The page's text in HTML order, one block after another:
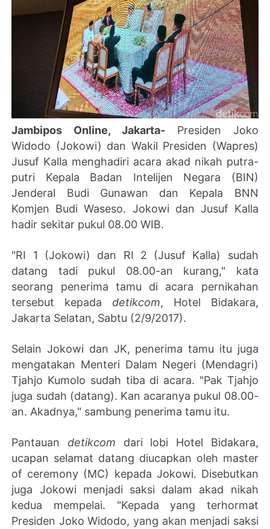
Jambipos Online, Jakarta- Presiden Joko
Widodo (Jokowi) dan Wakil Presiden (Wapres)
Jusuf Kalla menghadiri acara akad nikah putra-
putri Kepala Badan Intelijen Negara (BIN)
Jenderal Budi Gunawan dan Kepala BNN
Komjen Budi Waseso. Jokowi dan Jusuf Kalla
hadir sekitar pukul 08.00 WIB.
"RI 1 (Jokowi) dan RI 2 (Jusuf Kalla) sudah
datang tadi pukul 08.00-an kurang," kata
seorang penerima tamu di acara pernikahan
tersebut kepada detikcom, Hotel Bidakara,
Jakarta Selatan, Sabtu (2/9/2017).
Selain Jokowi dan JK, penerima tamu itu juga
mengatakan Menteri Dalam Negeri (Mendagri)
Tjahjo Kumolo sudah tiba di acara. "Pak Tjahjo
juga sudah (datang). Kan acaranya pukul 08.00-
an. Akadnya," sambung penerima tamu itu.
Pantauan detikcom dari lobi Hotel Bidakara,
ucapan selamat datang diucapkan oleh master
of ceremony (MC) kepada Jokowi. Disebutkan
juga Jokowi menjadi saksi dalam akad nikah
kedua mempelai. "Kepada yang terhormat
Presiden Joko Widodo, yang akan menjadi saksi